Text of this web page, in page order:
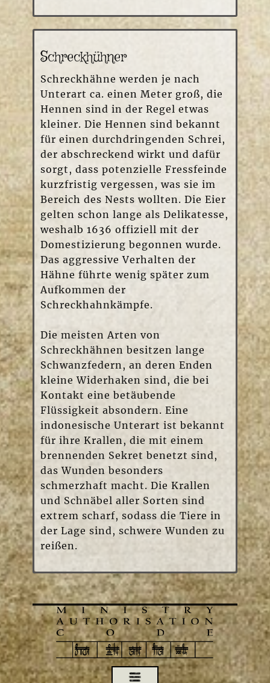
Schreckhühner
Schreckhähne werden je nach
Unterart ca. einen Meter groß, die
Hennen sind in der Regel etwas
kleiner. Die Hennen sind bekannt
für einen durchdringenden Schrei,
der abschreckend wirkt und dafür
sorgt, dass potenzielle Fressfeinde
kurzfristig vergessen, was sie im
Bereich des Nests wollten. Die Eier
gelten schon lange als Delikatesse,
weshalb 1636 offiziell mit der
Domestizierung begonnen wurde.
Das aggressive Verhalten der
Hähne führte wenig später zum
Aufkommen der
Schreckhahnkämpfe.
Die meisten Arten von
Schreckhähnen besitzen lange
Schwanzfedern, an deren Enden
kleine Widerhaken sind, die bei
Kontakt eine betäubende
Flüssigkeit absondern. Eine
indonesische Unterart ist bekannt
für ihre Krallen, die mit einem
brennenden Sekret benetzt sind,
das Wunden besonders
schmerzhaft macht. Die Krallen
und Schnäbel aller Sorten sind
extrem scharf, sodass die Tiere in
der Lage sind, schwere Wunden zu
reißen.